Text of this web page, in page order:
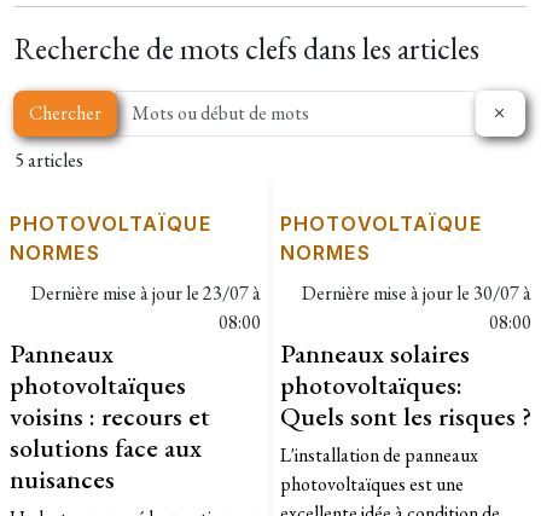
Recherche de mots clefs dans les articles
Chercher
5 articles
PHOTOVOLTAÏQUE
NORMES
Dernière mise à jour le23/07 à
08:00
Panneaux
photovoltaïques
voisins : recours et
solutions face aux
nuisances
PHOTOVOLTAÏQUE
NORMES
Dernière mise à jour le 30/07 à
08:00
Panneaux solaires
photovoltaïques:
Quels sont les risques ?
L'installation de panneaux
photovoltaïques est une